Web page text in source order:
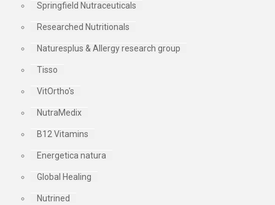
Springfield Nutraceuticals
Researched Nutritionals
Naturesplus & Allergy research group
Tisso
VitOrtho's
NutraMedix
B12 Vitamins
Energetica natura
Global Healing
Nutrined